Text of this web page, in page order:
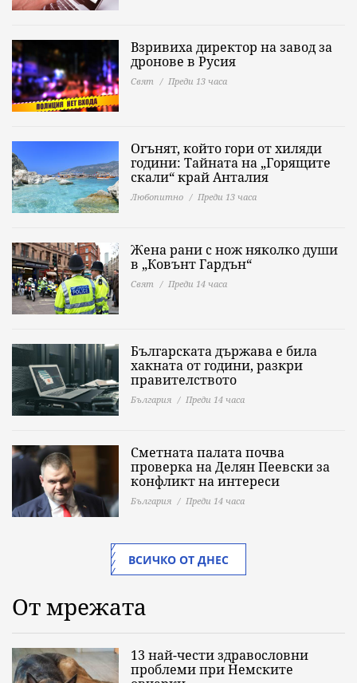
Взривиха директор на завод за
дронове в Русия
Свят Преди 13 часа
Огънят, който гори от хиляди
години: Тайната на „Горящите
скали“ край Анталия
Любопитно Преди 13 часа
Жена рани с нож няколко души
в „Ковънт Гардън“
Свят Преди 14 часа
Българската държава е била
хакната от години, разкри
правителството
България Преди 14 часа
Сметната палата почва
проверка на Делян Пеевски за
конфликт на интереси
България Преди 14 часа
ВСИЧКО ОТ ДНЕС
От мрежата
13 най-чести здравословни
проблеми при Немските